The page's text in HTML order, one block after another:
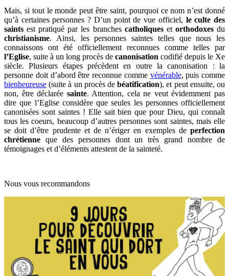
Mais, si tout le monde peut être saint, pourquoi ce nom n’est donné
qu’à certaines personnes ? D’un point de vue officiel, le culte des
saints est pratiqué par les branches catholiques et orthodoxesdu
christianisme. Ainsi, les personnes saintes telles que nous les
connaissons ont été officiellement reconnues comme telles par
l’Eglise, suite à un long procès de canonisation codifié depuis le Xe
siècle. Plusieurs étapes précèdent en outre la canonisation : la
personne doit d’abord être reconnue comme vénérable, puis comme
bienheureuse (suite à un procès debéatification), et peut ensuite, ou
non, être déclarée sainte. Attention, cela ne veut évidemment pas
dire que l’Eglise considère que seules les personnes officiellement
canonisées sont saintes ! Elle sait bien que pour Dieu, qui connaît
tous les coeurs, beaucoup d’autres personnes sont saintes, mais elle
se doit d’être prudente et de n’ériger en exemples de perfection
chrétienne que des personnes dont un très grand nombre de
témoignages et d’éléments attestent de la sainteté.
Nous vous recommandons